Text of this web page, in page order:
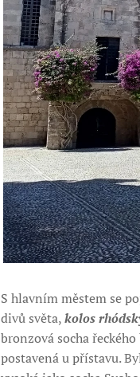
S hlavním městem se
divů světa,kolos
bronzová socha
postavená u přístavu.